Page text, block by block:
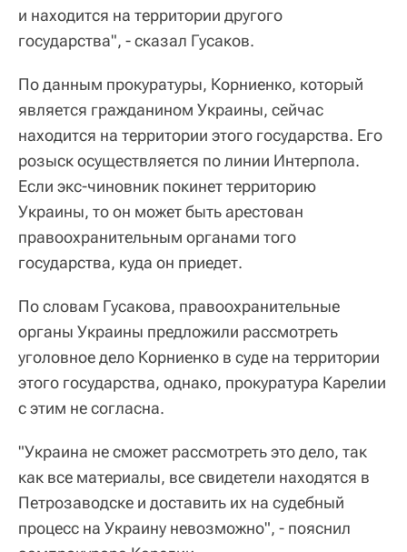
и находится на территории другого
государства", - сказал Гусаков.
По данным прокуратуры, Корниенко, который
является гражданином Украины, сейчас
находится на территории этого государства. Его
розыск осуществляется по линии Интерпола.
Если экс-чиновник покинет территорию
Украины, то он может быть арестован
правоохранительным органами того
государства, куда он приедет.
По словам Гусакова, правоохранительные
органы Украины предложили рассмотреть
уголовное дело Корниенко в суде на территории
этого государства, однако, прокуратура Карелии
с этим не согласна.
"Украина не сможет рассмотреть это дело, так
как все материалы, все свидетели находятся в
Петрозаводске и доставить их на судебный
процесс на Украину невозможно", - пояснил